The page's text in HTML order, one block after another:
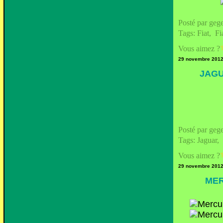
Posté par
Tags: Fiat,
Vous aimez ?
29 novembre 2012
Posté par
Tags: Jaguar,
Vous aimez ?
29 novembre 2012